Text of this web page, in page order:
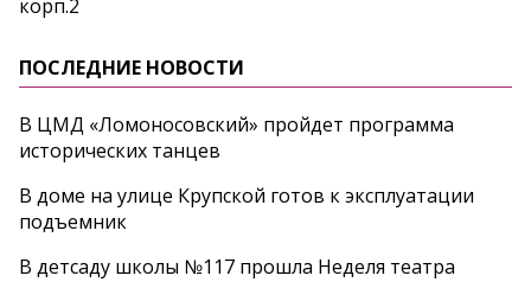
корп.2
ПОСЛЕДНИЕ НОВОСТИ
В ЦМД «Ломоносовский» пройдет программа
исторических танцев
В доме на улице Крупской готов к эксплуатации
подъемник
В детсаду школы №117 прошла Неделя театра